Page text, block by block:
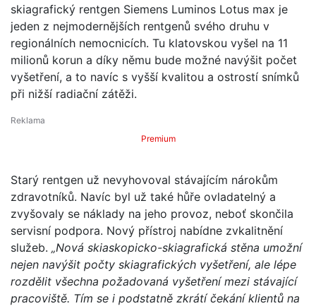
skiagrafický rentgen Siemens Luminos Lotus max je
jeden z nejmodernějších rentgenů svého druhu v
regionálních nemocnicích. Tu klatovskou vyšel na 11
milionů korun a díky němu bude možné navýšit počet
vyšetření, a to navíc s vyšší kvalitou a ostrostí snímků
při nižší radiační zátěži.
Premium
Starý rentgen už nevyhovoval stávajícím nárokům
zdravotníků. Navíc byl už také hůře ovladatelný a
zvyšovaly se náklady na jeho provoz, neboť skončila
servisní podpora. Nový přístroj nabídne zvkalitnění
služeb. „Nová skiaskopicko-skiagrafická stěna umožní
nejen navýšit počty skiagrafických vyšetření, ale lépe
rozdělit všechna požadovaná vyšetření mezi stávající
pracoviště. Tím se i podstatně zkrátí čekání klientů na